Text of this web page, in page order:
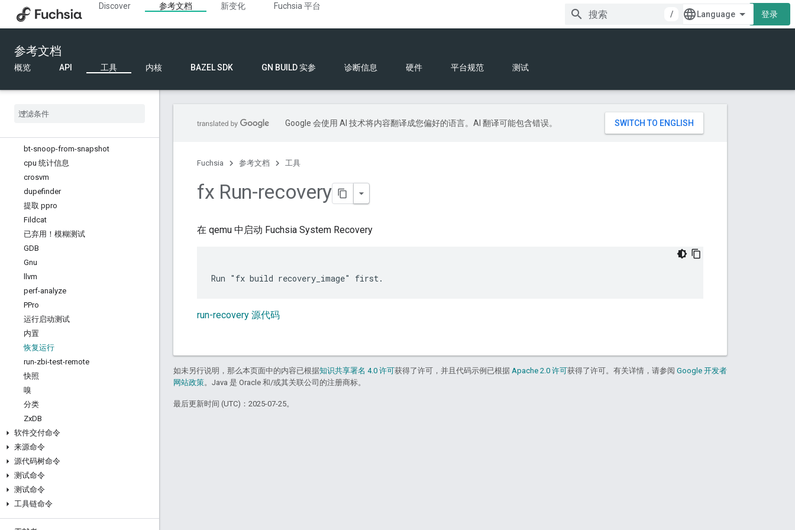
Discover 参考文档 新变化
Fuchsia 平台
/
登录
参考文档
概览 API 工具 内核 BAZEL SDK GN BUILD 实参 诊断信息 硬件 平台规范 测试
EMU
主机工具
log
Qemu
已弃用！系统日志
binutils
bt-snoop-from-snapshot
cpu 统计信息
crosvm
dupefinder
提取 ppro
Fildcat
已弃用！模糊测试
GDB
Gnu
llvm
perf-analyze
PPro
运行启动测试
内置
恢复运行
run-zbi-test-remote
快照
嗅
分类
ZxDB
软件交付命令
来源命令
源代码树命令
测试命令
测试命令
工具链命令
Google 会使用 AI 技术将内容翻译成您偏好的语言。AI 翻译可能包含错误。
Fuchsia 参考文档 工具
fx Run-recovery
在 qemu 中启动 Fuchsia System Recovery
run-recovery 源代码
如未另行说明，那么本页面中的内容已根据知识共享署名 4.0 许可获得了许可，并且代码示例已根据 Apache 2.0 许可获得了许可。有关详情，请参阅 Google 开发者
网站政策。Java 是 Oracle 和/或其关联公司的注册商标。
最后更新时间 (UTC)：2025-07-25。